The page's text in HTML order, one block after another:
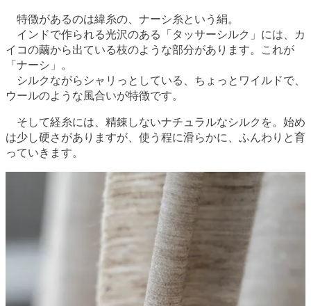
特徴があるのは緯糸の、ナーシ糸という絹。
インドで作られる光沢のある「タッサーシルク」には、カ
イコの繭から出ている枝のような部分があります。これが
「ナーシ」。
シルクながらシャリっとしている、ちょっとワイルドで、
ウールのような風合いが特徴です。
そして経糸には、精錬しないナチュラルなシルクを。始め
は少し硬さがありますが、使う程に滑らかに、ふんわりと育
っていきます。